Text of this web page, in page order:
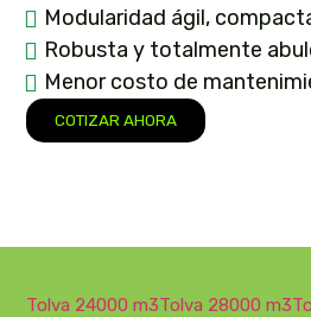
Modularidad ágil,
Robusta y totalmente
Menor costo de
COTIZAR AHORA
Tolva 24000 m3Tolva 28000 m3